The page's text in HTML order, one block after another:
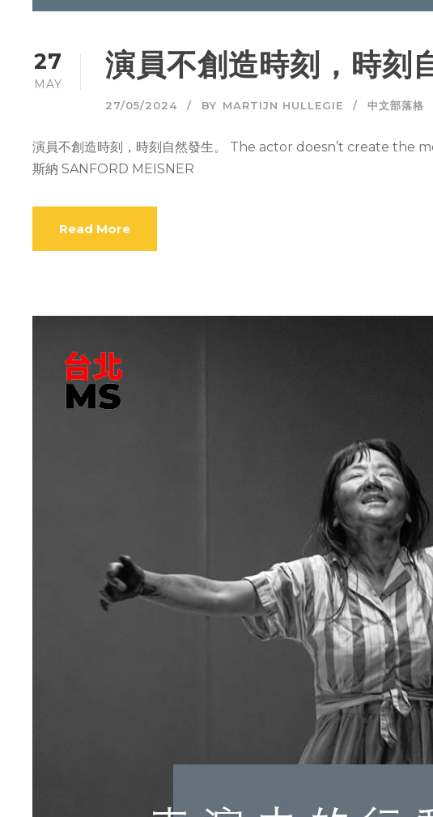
27
MAY
演員不創造時刻，時刻
27/05/2024 BY MARTIJN HULLEGIE 中文部落格
演員不創造時刻，時刻自然發生。 The actor doesn’t create the
斯納 SANFORD MEISNER
Read More